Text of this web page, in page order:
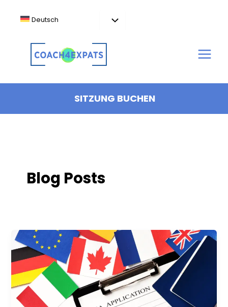
Deutsch
SITZUNG BUCHEN
Blog Posts